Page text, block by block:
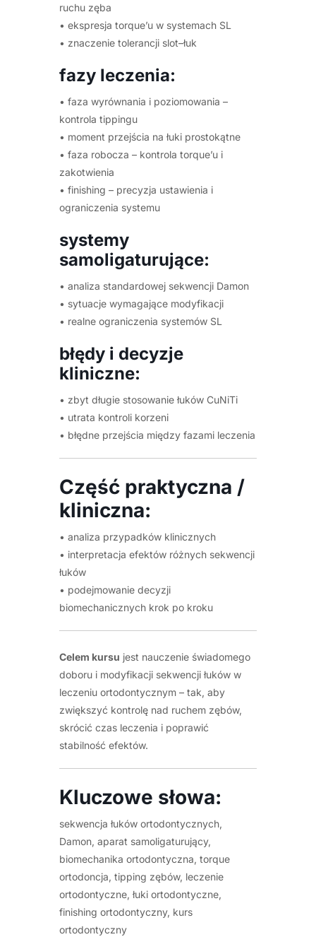
ruchu zęba
• ekspresja torque’u w systemach SL
• znaczenie tolerancji slot–łuk
fazy leczenia:
• faza wyrównania i poziomowania –
kontrola tippingu
• moment przejścia na łuki prostokątne
• faza robocza – kontrola torque’u i
zakotwienia
• finishing – precyzja ustawienia i
ograniczenia systemu
systemy
samoligaturujące:
• analiza standardowej sekwencji Damon
• sytuacje wymagające modyfikacji
• realne ograniczenia systemów SL
błędy i decyzje
kliniczne:
• zbyt długie stosowanie łuków CuNiTi
• utrata kontroli korzeni
• błędne przejścia między fazami leczenia
Część praktyczna /
kliniczna:
• analiza przypadków klinicznych
• interpretacja efektów różnych sekwencji
łuków
• podejmowanie decyzji
biomechanicznych krok po kroku
Celem kursu jest nauczenie świadomego
doboru i modyfikacji sekwencji łuków w
leczeniu ortodontycznym – tak, aby
zwiększyć kontrolę nad ruchem zębów,
skrócić czas leczenia i poprawić
stabilność efektów.
Kluczowe słowa:
sekwencja łuków ortodontycznych,
Damon, aparat samoligaturujący,
biomechanika ortodontyczna, torque
ortodoncja, tipping zębów, leczenie
ortodontyczne, łuki ortodontyczne,
finishing ortodontyczny, kurs
ortodontyczny